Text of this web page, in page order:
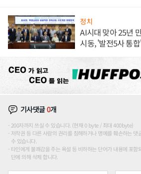
정치
AI시대 맞아 25년
시동, '발전5사 통합
기사댓글0개
200자까지 쓰실 수 있습니다. (현재 0 byte / 최대 400byte)
저작권 등 다른 사람의 권리를 침해하거나 명예를 훼손하는 댓
수 있습니다.
타인에게 불쾌감을 주는 욕설 등 비하하는 단어가 내용에 포
단에 의해 삭제 합니다.